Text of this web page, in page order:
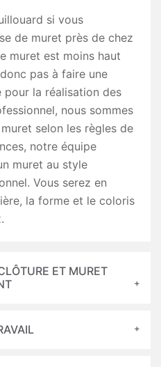
si vous
de muret près de chez
muret est moins haut
donc pas à faire une
pour la réalisation des
nous sommes
selon les règles de
notre équipe
muret au style
Vous serez en
la forme et le coloris
ET MURET